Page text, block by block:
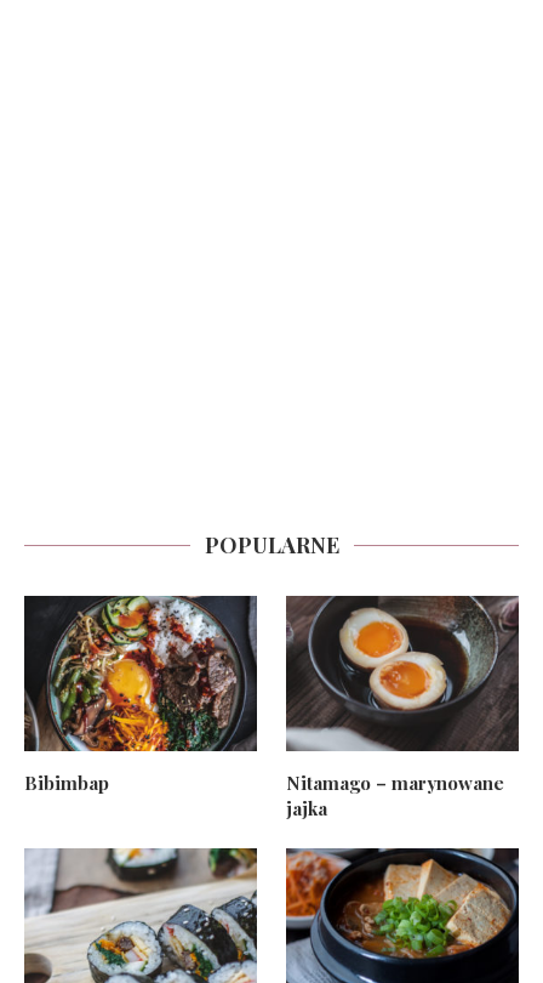
POPULARNE
Bibimbap
Nitamago – marynowane
jajka